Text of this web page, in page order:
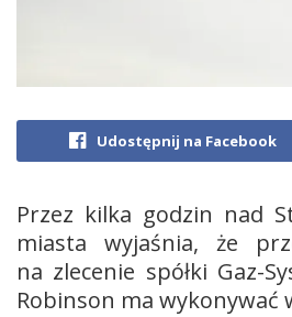
Udostępnij na Facebook
Przez kilka godzin nad
miasta wyjaśnia, że
na zlecenie spółki Gaz-
Robinson ma